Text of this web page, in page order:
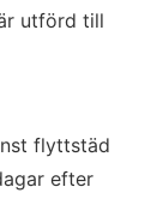
utförd till
flyttstäd
efter